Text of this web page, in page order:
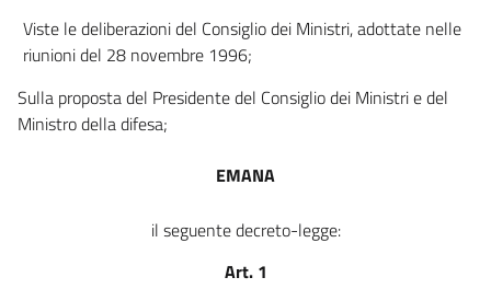
Viste le deliberazioni del Consiglio dei Ministri, adottate nelle
riunioni del 28 novembre 1996;
Sulla proposta del Presidente del Consiglio dei Ministri e del
Ministro della difesa;
EMANA
il seguente decreto-legge:
Art. 1